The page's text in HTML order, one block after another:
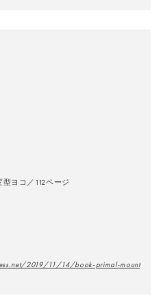
ヨコ／112ページ
2019/11/14/book-primal-mount